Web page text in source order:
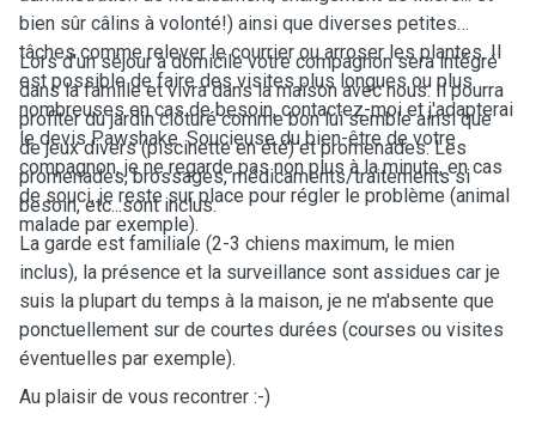
bien sûr câlins à volonté!) ainsi que diverses petites
tâches comme relever le courrier ou arroser les plantes. Il
est possible de faire des visites plus longues ou plus
nombreuses en cas de besoin, contactez-moi et j'adapterai
le devis Pawshake. Soucieuse du bien-être de votre
compagnon, je ne regarde pas non plus à la minute, en cas
de souci, je reste sur place pour régler le problème (animal
malade par exemple).
Lors d'un séjour à domicile votre compagnon sera intégré
dans la famille et vivra dans la maison avec nous. Il pourra
profiter du jardin clôturé comme bon lui semble ainsi que
de jeux divers (piscinette en été) et promenades. Les
promenades, brossages, médicaments/traitements si
besoin, etc...sont inclus.
La garde est familiale (2-3 chiens maximum, le mien
inclus), la présence et la surveillance sont assidues car je
suis la plupart du temps à la maison, je ne m'absente que
ponctuellement sur de courtes durées (courses ou visites
éventuelles par exemple).
Au plaisir de vous recontrer :-)